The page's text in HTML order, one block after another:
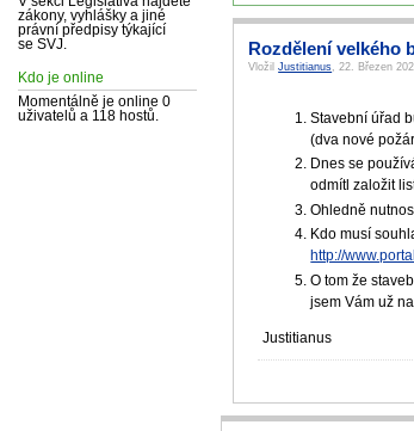
zákony, vyhlášky a jiné
právní předpisy týkající
se SVJ.
Kdo je online
Momentálně je online 0
uživatelů a 118 hostů.
Rozdělení velkého
VložilJustitianus, 22. Březen
Stavební úřad
(dva nové
Dnes se
odmítl založit
Ohledně
Kdo musí
http://
O tom že
jsem Vám už
Justitianus